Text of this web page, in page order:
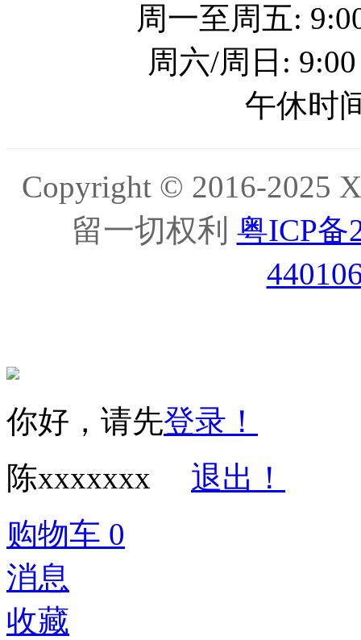
周一至周五:
周六/周日:
午休时
Copyright © 2016-2025
留一切权利 粤ICP备
你好，请先登录！
陈xxxxxxx
退出！
购物车 0
消息
收藏